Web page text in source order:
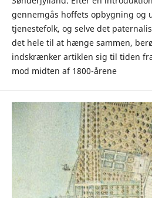
gennemgås hoffets opbygning og
tjenestefolk, og selve det
det hele til at hænge sammen,
indskrænker artiklen sig til tiden
mod midten af 1800-årene